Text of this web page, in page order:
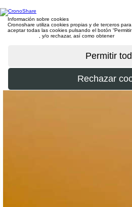
Información sobre cookies
Cronoshare utiliza cookies propias y de terceros
aceptar todas las cookies pulsando el botón
, y/o rechazar, así como obtener